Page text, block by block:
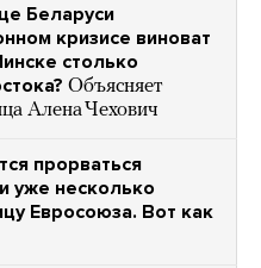
Беларуси
кризисе виноват
столько
Объясняет
Алена Чехович
прорваться
уже несколько
Евросоюза. Вот как